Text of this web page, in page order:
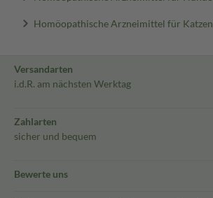
Homöopathische Arzneimittel für Katzen
Versandarten
i.d.R. am nächsten Werktag
Zahlarten
sicher und bequem
Bewerte uns